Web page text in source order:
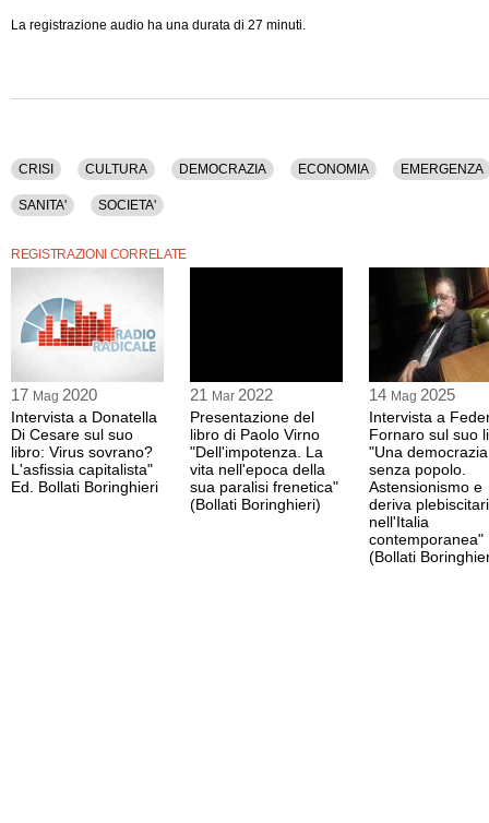
La registrazione audio ha una durata di 27 minuti.
CRISI CULTURA DEMOCRAZIA ECONOMIA EMERGENZA
SANITA' SOCIETA'
REGISTRAZIONI CORRELATE
17 Mag 2020
Intervista a Donatella
Di Cesare sul suo
libro: Virus sovrano?
L'asfissia capitalista"
Ed. Bollati Boringhieri
21 Mar 2022
Presentazione del
libro di Paolo Virno
"Dell'impotenza. La
vita nell'epoca della
sua paralisi frenetica"
(Bollati Boringhieri)
14 Mag 2025
Intervista a
Fornaro sul suo
"Una democrazia
senza popolo.
Astensionismo e
deriva
nell'Italia
contemporanea"
(Bollati